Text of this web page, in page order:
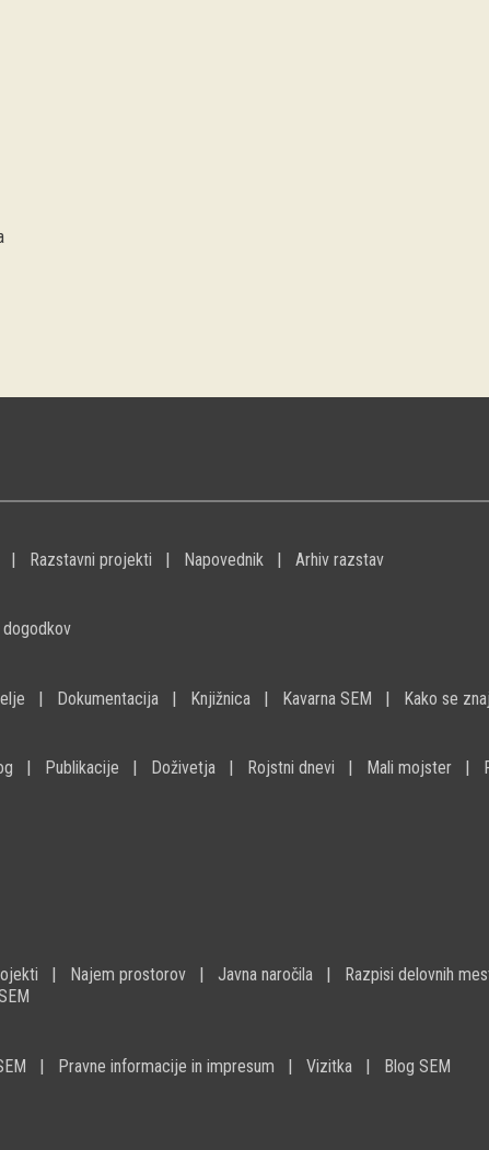
Razstavni projekti Napovednik Arhiv razstav
dogodkov
Dokumentacija Knjižnica Kavarna SEM Kako se
Publikacije Doživetja Rojstni dnevi Mali mojster
Najem prostorov Javna naročila
Razpisi delovnih
Pravne informacije in impresum Vizitka Blog SEM